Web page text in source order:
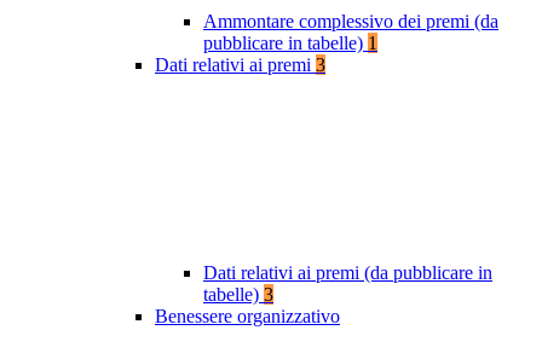
Ammontare complessivo dei premi (da
pubblicare in tabelle) 1
Dati relativi ai premi 3
Dati relativi ai premi (da pubblicare in
tabelle) 3
Benessere organizzativo